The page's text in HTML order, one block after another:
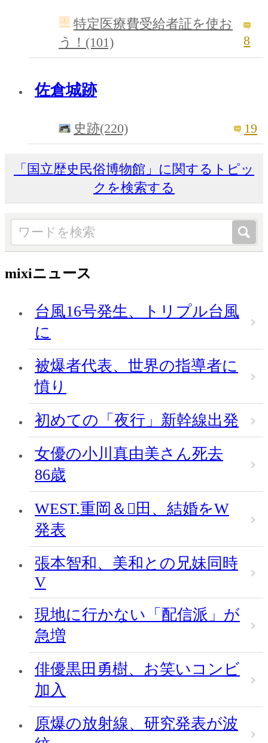
特定医療費受給者証を使お
う！(101)
8
佐倉城跡
史跡(220) 19
「国立歴史民俗博物館」に関するトピッ
クを検索する
mixiニュース
台風16号発生、トリプル台風
に
被爆者代表、世界の指導者に
憤り
初めての「夜行」新幹線出発
女優の小川真由美さん死去
86歳
WEST.重岡＆田、結婚をW
発表
張本智和、美和との兄妹同時
V
現地に行かない「配信派」が
急増
俳優黒田勇樹、お笑いコンビ
加入
原爆の放射線、研究発表が波